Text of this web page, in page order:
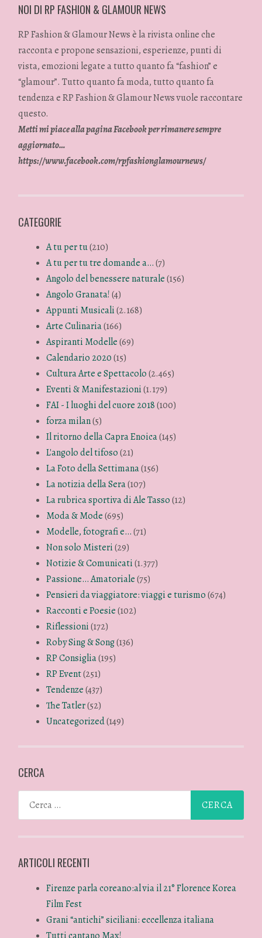
NOI DI RP FASHION & GLAMOUR NEWS
RP Fashion & Glamour News è la rivista online che
racconta e propone sensazioni, esperienze, punti di
vista, emozioni legate a tutto quanto fa “fashion” e
“glamour”. Tutto quanto fa moda, tutto quanto fa
tendenza e RP Fashion & Glamour News vuole raccontare
questo.
Metti mi piace alla pagina Facebook per rimanere sempre
aggiornato…
https://www.facebook.com/rpfashionglamournews/
CATEGORIE
A tu per tu(210)
A tu per tu tre domande a…(7)
Angolo del benessere naturale(156)
Angolo Granata!(4)
Appunti Musicali(2.168)
Arte Culinaria(166)
Aspiranti Modelle(69)
Calendario 2020(15)
Cultura Arte e Spettacolo(2.465)
Eventi & Manifestazioni(1.179)
FAI - I luoghi del cuore 2018(100)
forza milan(5)
Il ritorno della Capra Enoica(145)
L'angolo del tifoso(21)
La Foto della Settimana(156)
La notizia della Sera(107)
La rubrica sportiva di Ale Tasso(12)
Moda & Mode(695)
Modelle, fotografi e…(71)
Non solo Misteri(29)
Notizie & Comunicati(1.377)
Passione… Amatoriale(75)
Pensieri da viaggiatore: viaggi e turismo(674)
Racconti e Poesie(102)
Riflessioni(172)
Roby Sing & Song(136)
RP Consiglia(195)
RP Event(251)
Tendenze(437)
The Tatler(52)
Uncategorized(149)
CERCA
ARTICOLI RECENTI
Firenze parla coreano:al via il 21° Florence Korea
Film Fest
Grani “antichi” siciliani: eccellenza italiana